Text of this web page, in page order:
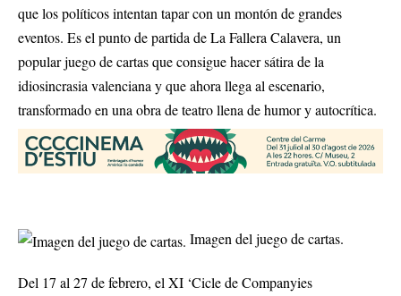
que los políticos intentan tapar con un montón de grandes
eventos. Es el punto de partida de La Fallera Calavera, un
popular juego de cartas que consigue hacer sátira de la
idiosincrasia valenciana y que ahora llega al escenario,
transformado en una obra de teatro llena de humor y autocrítica.
Imagen del juego de cartas.
Del 17 al 27 de febrero, el XI ‘Cicle de Companyies